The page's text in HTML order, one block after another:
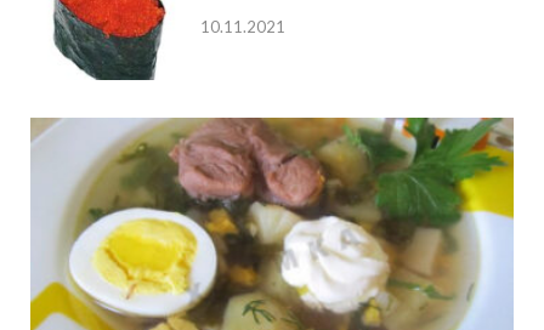
10.11.2021